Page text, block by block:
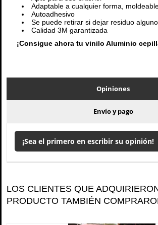
Adaptable a cualquier forma,
Autoadhesivo
Se puede retirar si dejar residuo alguno
Calidad 3M garantizada
¡Consigue ahora tu vinilo Aluminio
Opiniones
Envío y pago
¡Sea el primero en escribir su opinión!
LOS CLIENTES QUE
PRODUCTO TAMBIÉN